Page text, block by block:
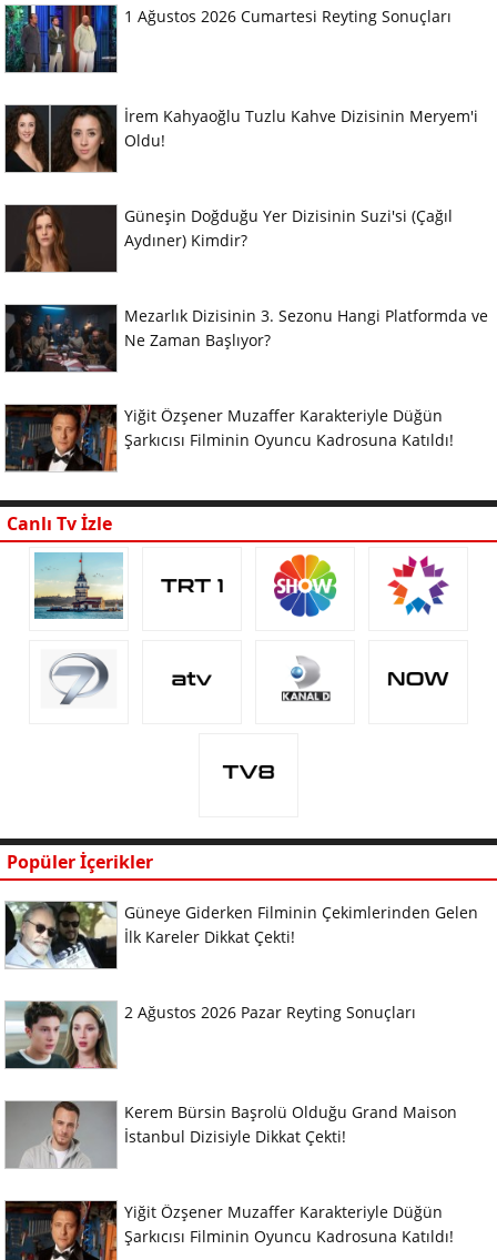
1 Ağustos 2026 Cumartesi Reyting Sonuçları
İrem Kahyaoğlu Tuzlu Kahve Dizisinin Meryem'i
Oldu!
Güneşin Doğduğu Yer Dizisinin Suzi'si (Çağıl
Aydıner) Kimdir?
Mezarlık Dizisinin 3. Sezonu Hangi Platformda ve
Ne Zaman Başlıyor?
Yiğit Özşener Muzaffer Karakteriyle Düğün
Şarkıcısı Filminin Oyuncu Kadrosuna Katıldı!
Canlı Tv İzle
Popüler İçerikler
Güneye Giderken Filminin Çekimlerinden Gelen
İlk Kareler Dikkat Çekti!
2 Ağustos 2026 Pazar Reyting Sonuçları
Kerem Bürsin Başrolü Olduğu Grand Maison
İstanbul Dizisiyle Dikkat Çekti!
Yiğit Özşener Muzaffer Karakteriyle Düğün
Şarkıcısı Filminin Oyuncu Kadrosuna Katıldı!